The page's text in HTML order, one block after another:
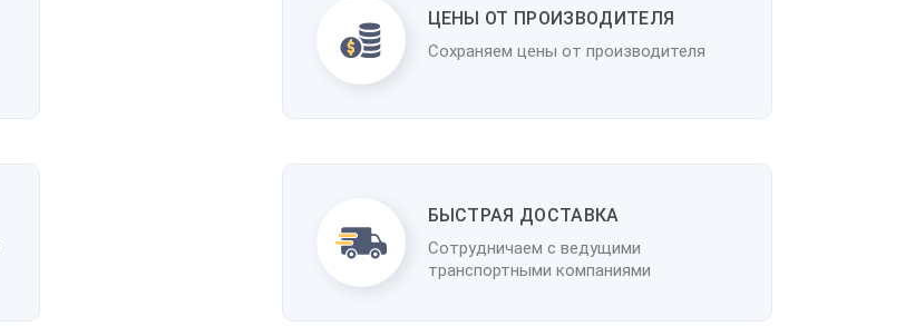
ЦЕНЫ ОТ ПРОИЗВОДИТЕЛЯ
Сохраняем цены от производителя
БЫСТРАЯ ДОСТАВКА
Сотрудничаем с ведущими
транспортными компаниями